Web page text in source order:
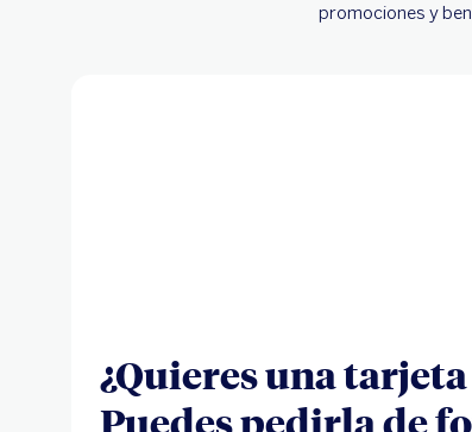
promociones y
¿Quieres una
Puedes pedirla de